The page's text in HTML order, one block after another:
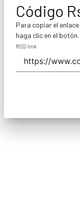
Código
Para copiar el
haga clic en el botón.
RSS link